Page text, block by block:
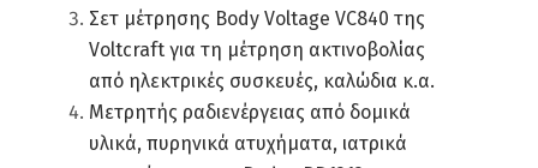
Σετ μέτρησης Body Voltage VC840 της
Voltcraft για τη μέτρηση ακτινοβολίας
από ηλεκτρικές συσκευές, καλώδια κ.α.
Μετρητής ραδιενέργειας από δομικά
υλικά, πυρηνικά ατυχήματα, ιατρικά